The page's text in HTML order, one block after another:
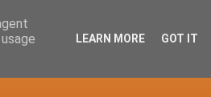
LEARN MORE GOT IT